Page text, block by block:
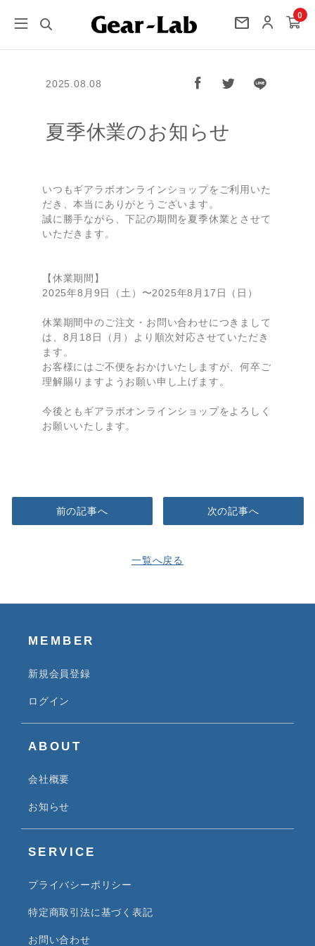
mail 0
2025.08.08
夏季休業のお知らせ
いつもギアラボオンラインショップをご利用いた
だき、本当にありがとうございます。
誠に勝手ながら、下記の期間を夏季休業とさせて
いただきます。
【休業期間】
2025年8月9日（土）〜2025年8月17日（日）
休業期間中のご注文・お問い合わせにつきまして
は、8月18日（月）より順次対応させていただき
ます。
お客様にはご不便をおかけいたしますが、何卒ご
理解賜りますようお願い申し上げます。
今後ともギアラボオンラインショップをよろしく
お願いいたします。
前の記事へ
一覧へ戻る
次の記事へ
MEMBER
新規会員登録
ログイン
ABOUT
会社概要
お知らせ
SERVICE
プライバシーポリシー
特定商取引法に基づく表記
お問い合わせ